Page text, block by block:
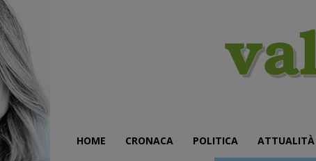
HOME CRONACA POLITICA ATTUALITÀ